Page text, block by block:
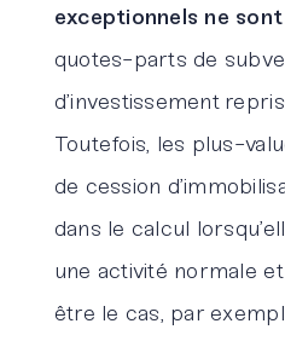
exceptionnels ne
quotes-parts de
d’investissement
Toutefois, les plus-
de cession
dans le calcul
une activité normale
être le cas, par